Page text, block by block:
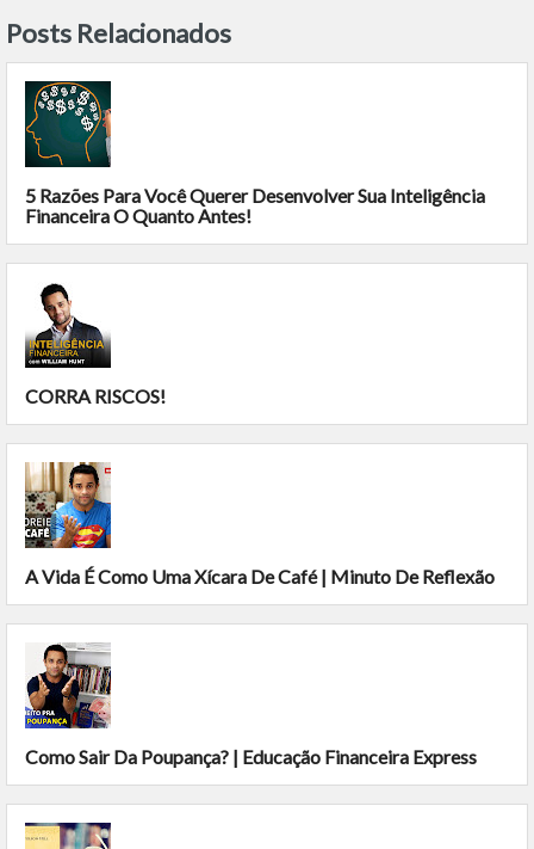
Posts Relacionados
5 Razões Para Você Querer Desenvolver Sua Inteligência
Financeira O Quanto Antes!
CORRA RISCOS!
A Vida É Como Uma Xícara De Café | Minuto De Reflexão
Como Sair Da Poupança? | Educação Financeira Express